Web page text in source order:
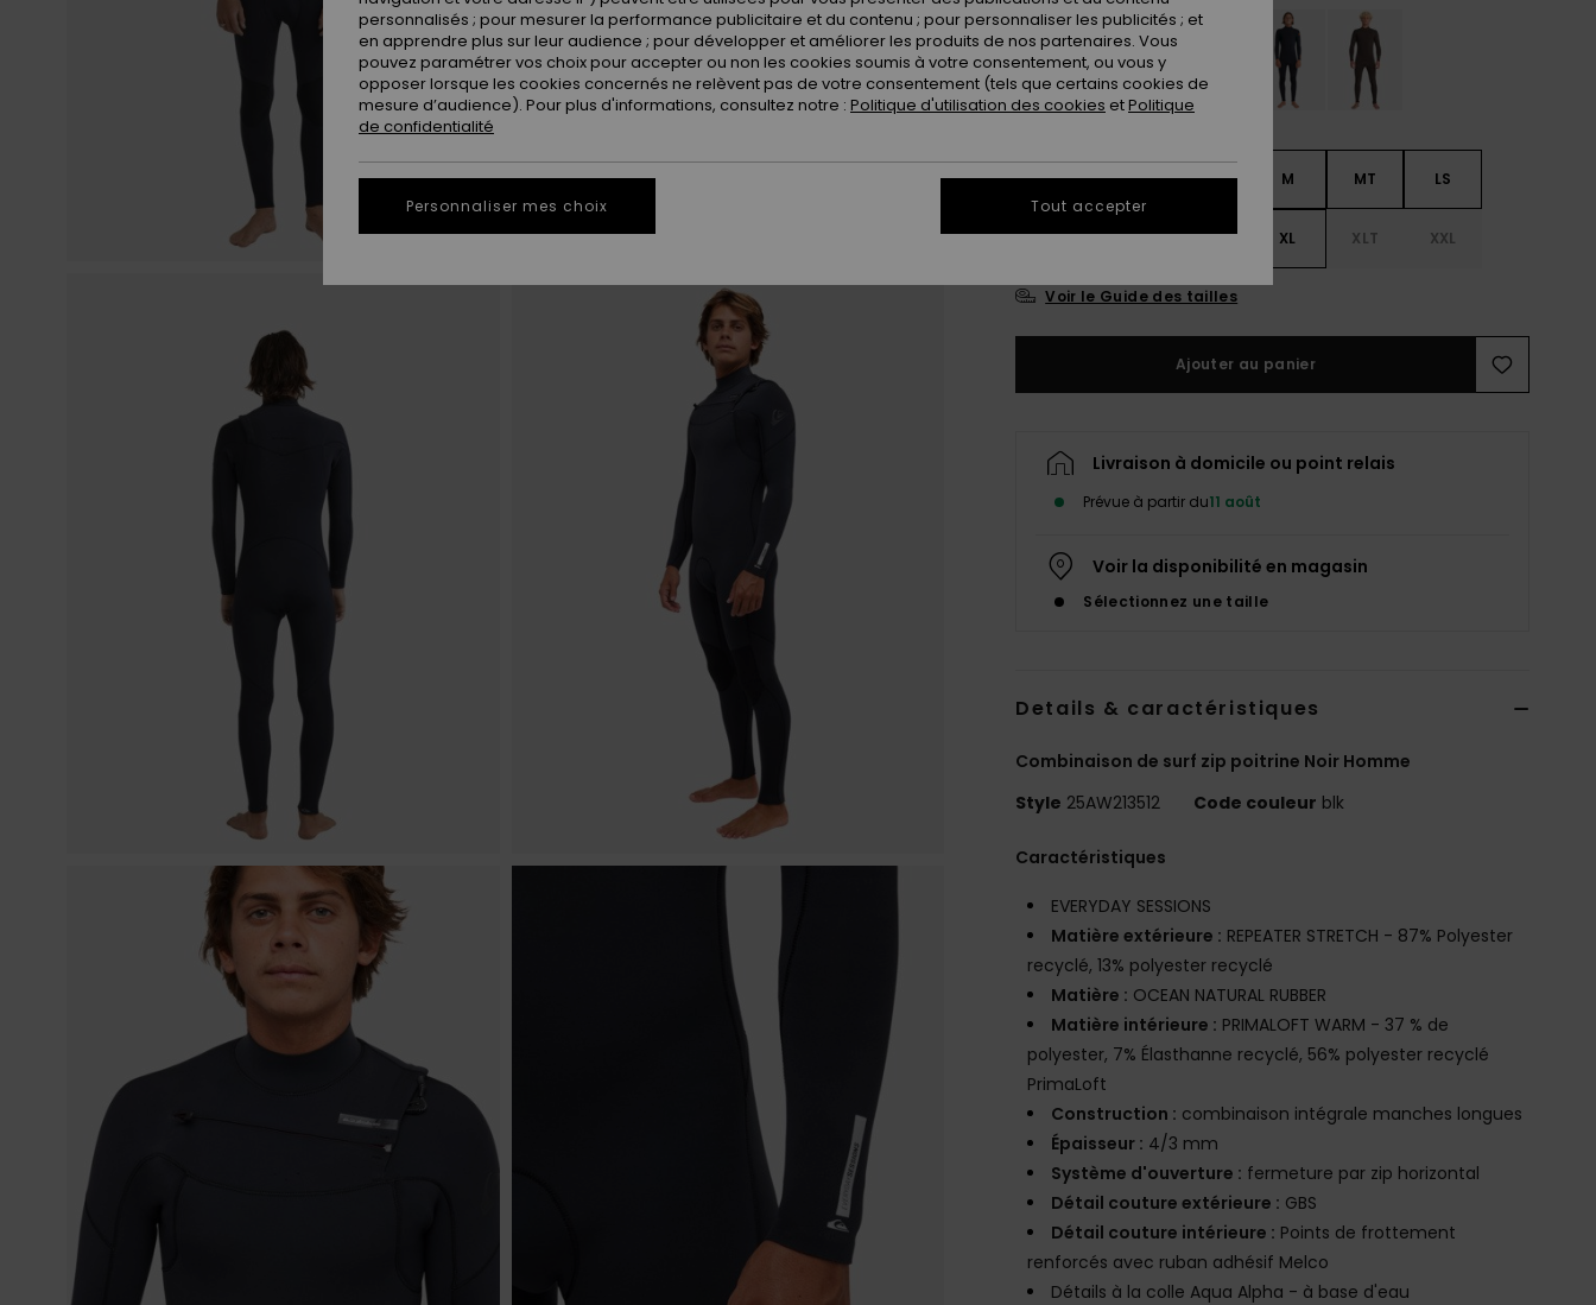
XS S MS M MT LS
L LT XLS XL XLT XXL
Voir le Guide des tailles
Ajouter au panier
Livraison à domicile ou point relais
Prévue à partir du11 août
Voir la disponibilité en magasin
Sélectionnez une taille
Details & caractéristiques
Combinaison de surf zip poitrine Noir Homme
Style 25AW213512 Code couleur blk
Caractéristiques
EVERYDAY SESSIONS
Matière extérieure : REPEATER STRETCH - 87% Polyester
recyclé, 13% polyester recyclé
Matière : OCEAN NATURAL RUBBER
Matière intérieure : PRIMALOFT WARM - 37 % de
polyester, 7% Élasthanne recyclé, 56% polyester recyclé
PrimaLoft
Construction : combinaison intégrale manches longues
Épaisseur : 4/3 mm
Système d'ouverture : fermeture par zip horizontal
Détail couture extérieure : GBS
Détail couture intérieure : Points de frottement
renforcés avec ruban adhésif Melco
Détails à la colle Aqua Alpha - à base d'eau
personnalisés ; pour mesurer la performance publicitaire et du contenu ; pour personnaliser les publicités ; et
en apprendre plus sur leur audience ; pour développer et améliorer les produits de nos partenaires. Vous
pouvez paramétrer vos choix pour accepter ou non les cookies soumis à votre consentement, ou vous y
opposer lorsque les cookies concernés ne relèvent pas de votre consentement (tels que certains cookies de
mesure d’audience). Pour plus d'informations, consultez notre : Politique d'utilisation des cookies etPolitique
de confidentialité
Personnaliser mes choix Tout accepter